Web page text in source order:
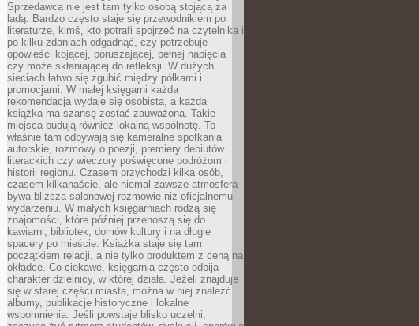
Sprzedawca nie jest tam tylko osobą stojącą za
ladą. Bardzo często staje się przewodnikiem po
literaturze, kimś, kto potrafi spojrzeć na czytelnika i
po kilku zdaniach odgadnąć, czy potrzebuje
opowieści kojącej, poruszającej, pełnej napięcia
czy może skłaniającej do refleksji. W dużych
sieciach łatwo się zgubić między półkami i
promocjami. W małej księgarni każda
rekomendacja wydaje się osobista, a każda
książka ma szansę zostać zauważona. Takie
miejsca budują również lokalną wspólnotę. To
właśnie tam odbywają się kameralne spotkania
autorskie, rozmowy o poezji, premiery debiutów
literackich czy wieczory poświęcone podróżom i
historii regionu. Czasem przychodzi kilka osób,
czasem kilkanaście, ale niemal zawsze atmosfera
bywa bliższa salonowej rozmowie niż oficjalnemu
wydarzeniu. W małych księgarniach rodzą się
znajomości, które później przenoszą się do
kawiarni, bibliotek, domów kultury i na długie
spacery po mieście. Książka staje się tam
początkiem relacji, a nie tylko produktem z ceną na
okładce. Co ciekawe, księgarnia często odbija
charakter dzielnicy, w której działa. Jeżeli znajduje
się w starej części miasta, można w niej znaleźć
albumy, publikacje historyczne i lokalne
wspomnienia. Jeśli powstaje blisko uczelni,